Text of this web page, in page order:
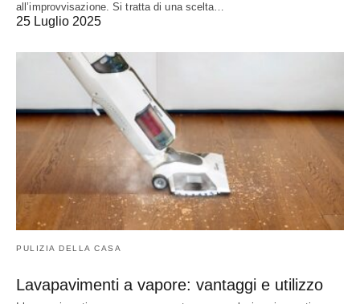
all’improvvisazione. Si tratta di una scelta…
25 Luglio 2025
PULIZIA DELLA CASA
Lavapavimenti a vapore: vantaggi e utilizzo